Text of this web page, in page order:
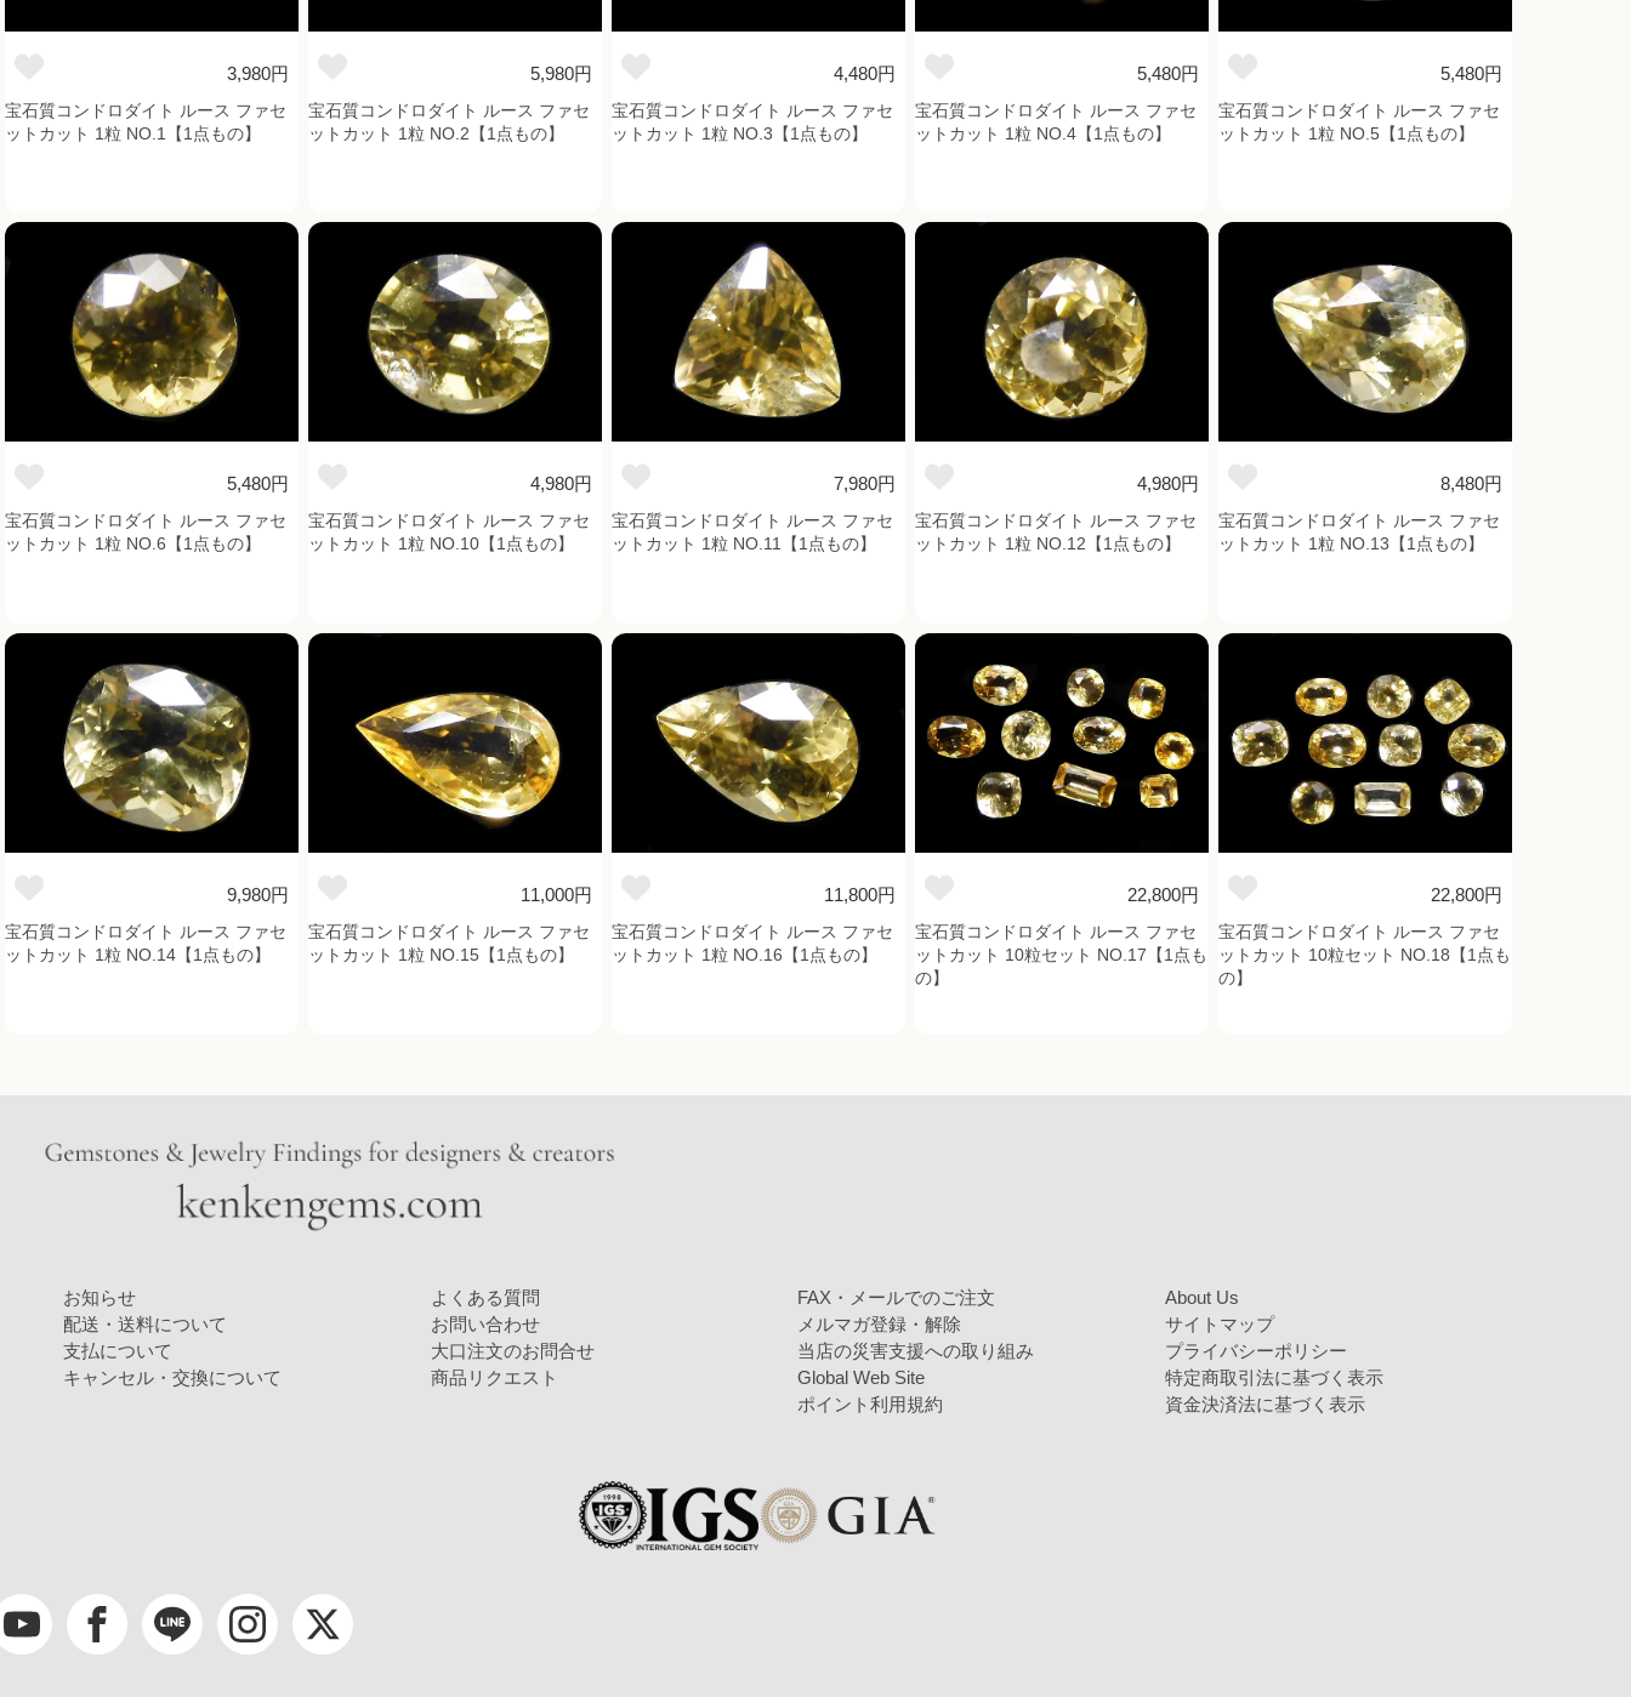
3,980円
宝石質コンドロダイト ルース ファセ
ットカット 1粒 NO.1【1点もの】
5,980円
宝石質コンドロダイト ルース ファセ
ットカット 1粒 NO.2【1点もの】
4,480円
宝石質コンドロダイト ルース ファセ
ットカット 1粒 NO.3【1点もの】
5,480円
宝石質コンドロダイト ルース ファセ
ットカット 1粒 NO.4【1点もの】
5,480円
宝石質コンドロダイト ルース ファセ
ットカット 1粒 NO.5【1点もの】
5,480円
宝石質コンドロダイト ルース ファセ
ットカット 1粒 NO.6【1点もの】
4,980円
宝石質コンドロダイト ルース ファセ
ットカット 1粒 NO.10【1点もの】
7,980円
宝石質コンドロダイト ルース ファセ
ットカット 1粒 NO.11【1点もの】
4,980円
宝石質コンドロダイト ルース ファセ
ットカット 1粒 NO.12【1点もの】
8,480円
宝石質コンドロダイト ルース ファセ
ットカット 1粒 NO.13【1点もの】
9,980円
宝石質コンドロダイト ルース ファセ
ットカット 1粒 NO.14【1点もの】
11,000円
宝石質コンドロダイト ルース ファセ
ットカット 1粒 NO.15【1点もの】
11,800円
宝石質コンドロダイト ルース ファセ
ットカット 1粒 NO.16【1点もの】
22,800円
宝石質コンドロダイト ルース ファセ
ットカット 10粒セット NO.17【1点も
の】
22,800円
宝石質コンドロダイト ルース ファセ
ットカット 10粒セット NO.18【1点も
の】
お知らせ
配送・送料について
支払について
キャンセル・交換について
よくある質問
お問い合わせ
大口注文のお問合せ
商品リクエスト
FAX・メールでのご注文
メルマガ登録・解除
当店の災害支援への取り組み
Global Web Site
ポイント利用規約
About Us
サイトマップ
プライバシーポリシー
特定商取引法に基づく表示
資金決済法に基づく表示